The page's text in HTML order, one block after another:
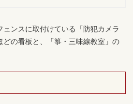
ェンスに取付けている「防犯カメラ
どの看板と、「箏・三味線教室」の